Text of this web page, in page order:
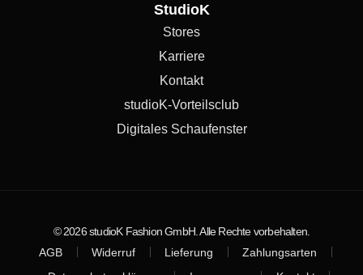
StudioK
Stores
Karriere
Kontakt
studioK-Vorteilsclub
Digitales Schaufenster
© 2026 studioK Fashion GmbH. Alle Rechte vorbehalten.
AGB
Widerruf Lieferung
Zahlungsarten